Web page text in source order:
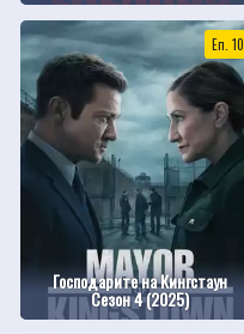
Еп. 10
Господарите на Кингстаун
Сезон 4 (2025)